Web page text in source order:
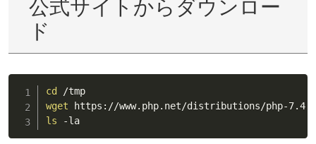
公式サイトからダウンロー
ド
cd
wget
ls -la